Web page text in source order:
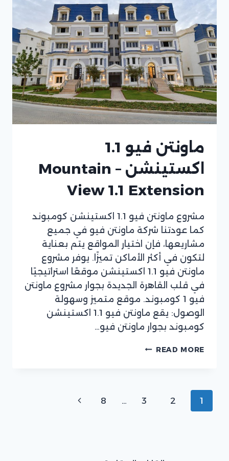
COLINA
NEW
CAIRO
ماونتن فيو 1.1
اكستينشن – Mountain
View 1.1 Extension
مشروع ماونتن فيو 1.1 اكستينشن كومبوند
كما عودتنا شركة ماونتن فيو في جميع
مشاريعها، فإن اختيار المواقع يتم بعناية
لتكون في أكثر الأماكن تميزًا. يوفر مشروع
ماونتن فيو 1.1 اكستينشن موقعًا استراتيجيًا
في قلب القاهرة الجديدة بجوار مشروع ماونتن
فيو 1 كومبوند. موقع متميز وسهولة
الوصول: يقع ماونتن فيو 1.1 اكستينشن
كومبوند بجوار ماونتن فيو…
READ MORE ماونتن
MOUNTAIN
Page
1
2
3
…
8
Next